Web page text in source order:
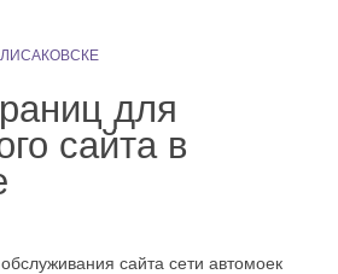
для
сайта в
сайта сети автомоек